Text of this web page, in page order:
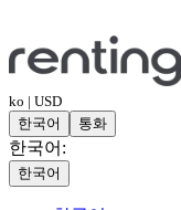
ko | USD
한국어
통화
한국어:
한국어